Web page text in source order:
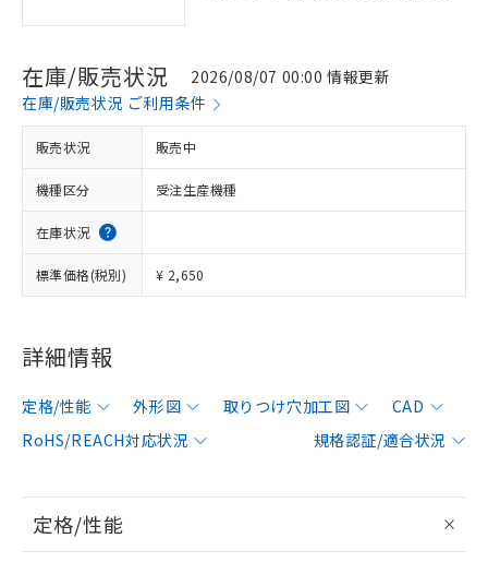
在庫/販売状況
2026/08/07 00:00 情報更新
在庫/販売状況 ご利用条件
販売状況 販売中
機種区分 受注生産機種
在庫状況
標準価格(税別) ¥ 2,650
詳細情報
定格/性能 外形図 取りつけ穴加工図
CAD
RoHS/REACH対応状況
規格認証/適合状況
定格/性能